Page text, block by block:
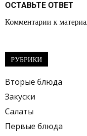
ОСТАВЬТЕ ОТВЕТ
Комментарии к
РУБРИКИ
Вторые блюда
Закуски
Салаты
Первые блюда